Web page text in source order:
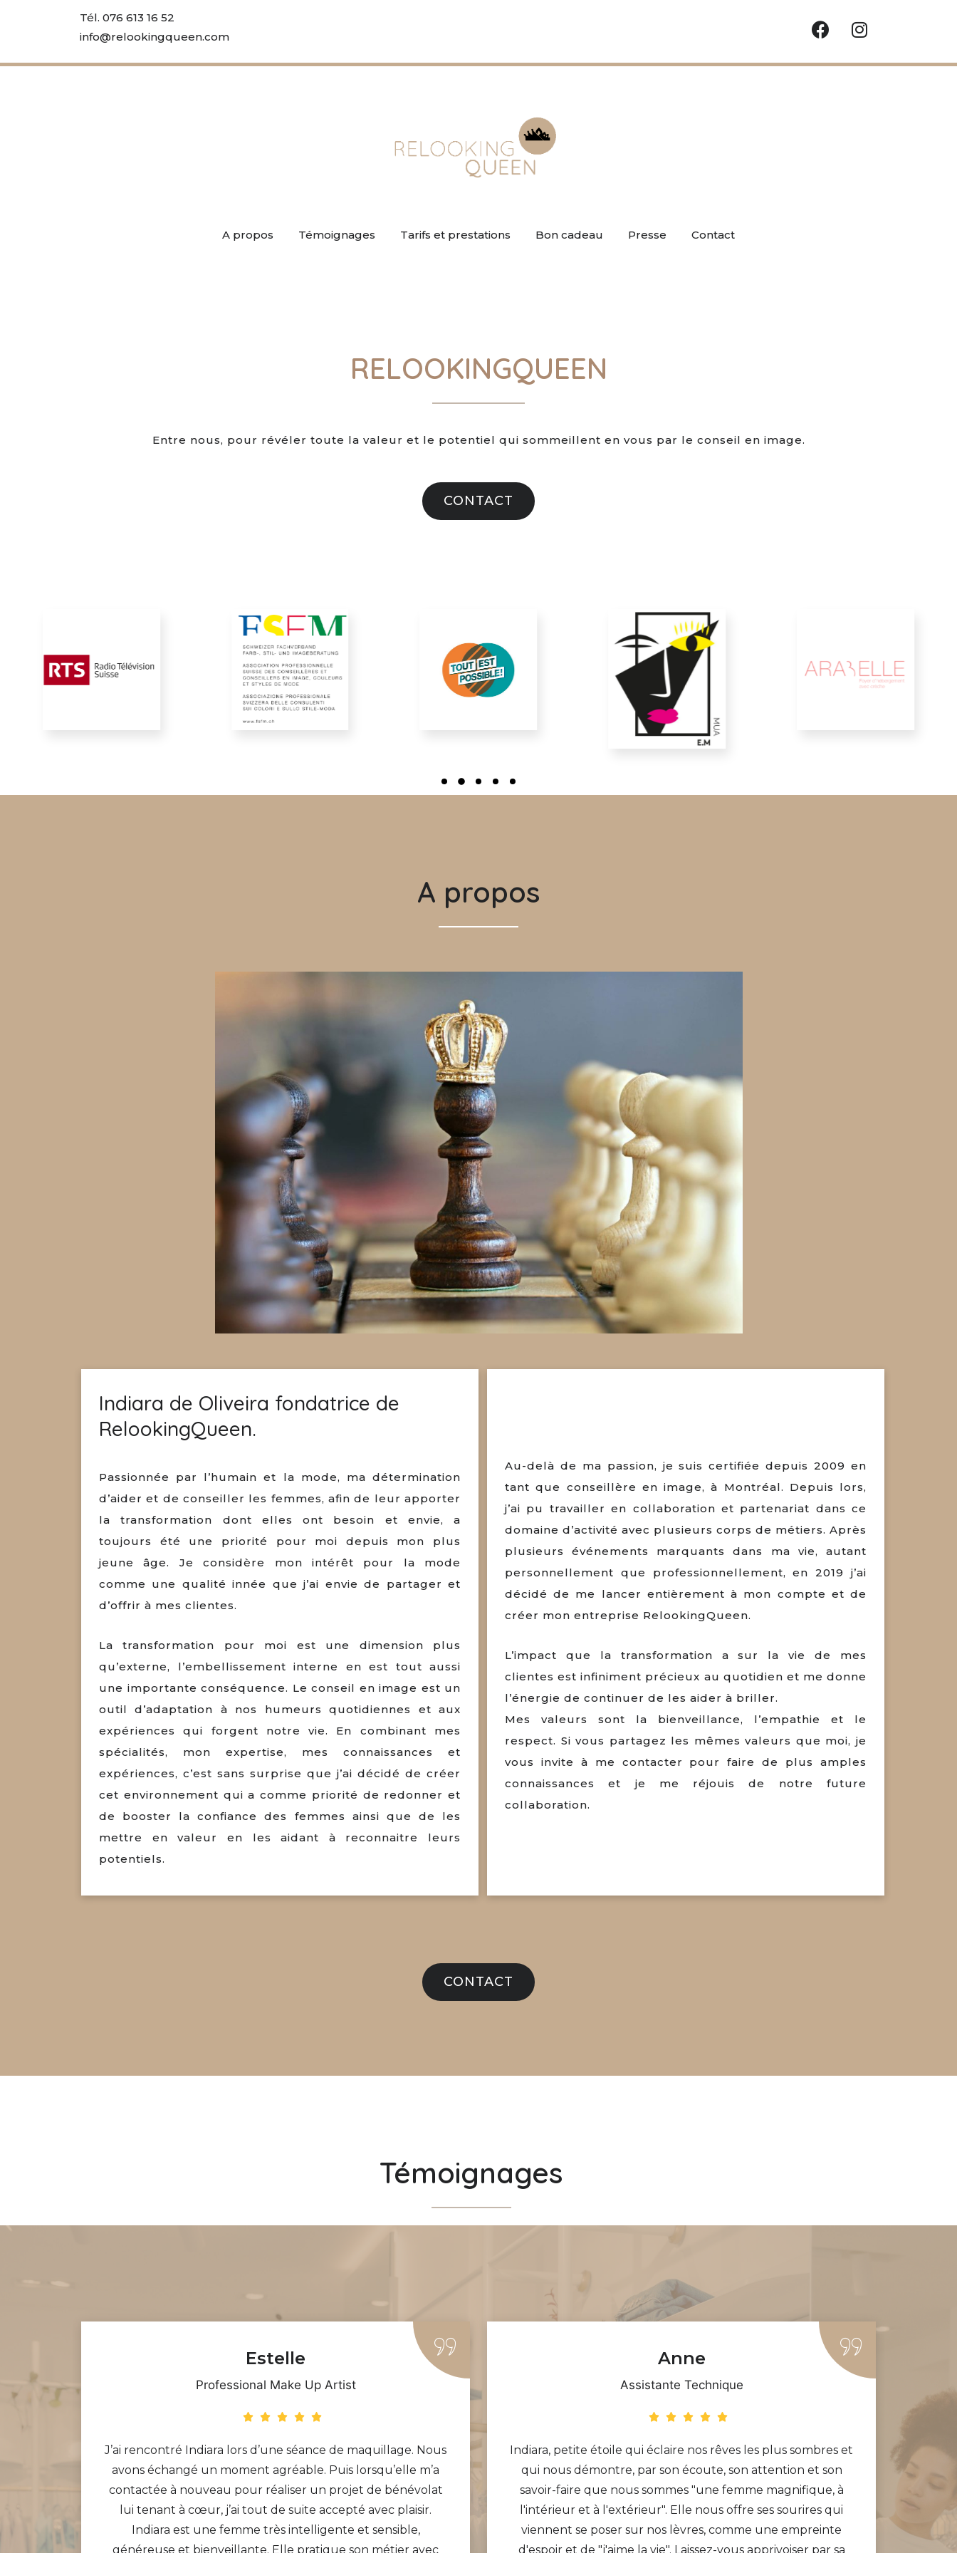
Tél. 076 613 16 52
info@relookingqueen.com
A propos Témoignages Tarifs et prestations Bon cadeau Presse Contact
RELOOKINGQUEEN
Entre nous, pour révéler toute la valeur et le potentiel qui sommeillent en vous par le conseil en image.
CONTACT
A propos
Indiara de Oliveira fondatrice de
RelookingQueen.
Passionnée par l’humain et la mode, ma détermination
d’aider et de conseiller les femmes, afin de leur apporter
la transformation dont elles ont besoin et envie, a
toujours été une priorité pour moi depuis mon plus
jeune âge. Je considère mon intérêt pour la mode
comme une qualité innée que j’ai envie de partager et
d’offrir à mes clientes.
La transformation pour moi est une dimension plus
qu’externe, l’embellissement interne en est tout aussi
une importante conséquence. Le conseil en image est un
outil d’adaptation à nos humeurs quotidiennes et aux
expériences qui forgent notre vie. En combinant mes
spécialités, mon expertise, mes connaissances et
expériences, c’est sans surprise que j’ai décidé de créer
cet environnement qui a comme priorité de redonner et
de booster la confiance des femmes ainsi que de les
mettre en valeur en les aidant à reconnaitre leurs
potentiels.
Au-delà de ma passion, je suis certifiée depuis 2009 en
tant que conseillère en image, à Montréal. Depuis lors,
j’ai pu travailler en collaboration et partenariat dans ce
domaine d’activité avec plusieurs corps de métiers. Après
plusieurs événements marquants dans ma vie, autant
personnellement que professionnellement, en 2019 j’ai
décidé de me lancer entièrement à mon compte et de
créer mon entreprise RelookingQueen.
L’impact que la transformation a sur la vie de mes
clientes est infiniment précieux au quotidien et me donne
l’énergie de continuer de les aider à briller.
Mes valeurs sont la bienveillance, l’empathie et le
respect. Si vous partagez les mêmes valeurs que moi, je
vous invite à me contacter pour faire de plus amples
connaissances et je me réjouis de notre future
collaboration.
CONTACT
Témoignages
de
Estelle
Professional Make Up Artist
J’ai rencontré Indiara lors d’une séance de maquillage. Nous
avons échangé un moment agréable. Puis lorsqu’elle m’a
contactée à nouveau pour réaliser un projet de bénévolat
lui tenant à cœur, j’ai tout de suite accepté avec plaisir.
Indiara est une femme très intelligente et sensible,
généreuse et bienveillante. Elle pratique son métier avec
Anne
Assistante Technique
Indiara, petite étoile qui éclaire nos rêves les plus sombres et
qui nous démontre, par son écoute, son attention et son
savoir-faire que nous sommes "une femme magnifique, à
l'intérieur et à l'extérieur". Elle nous offre ses sourires qui
viennent se poser sur nos lèvres, comme une empreinte
d'espoir et de "j'aime la vie". Laissez-vous apprivoiser par sa